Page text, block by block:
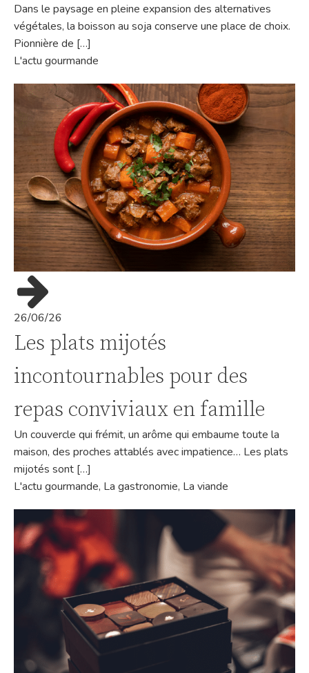
Dans le paysage en pleine expansion des alternatives
végétales, la boisson au soja conserve une place de choix.
Pionnière de […]
L'actu gourmande
26/06/26
Les plats mijotés
incontournables pour des
repas conviviaux en famille
Un couvercle qui frémit, un arôme qui embaume toute la
maison, des proches attablés avec impatience… Les plats
mijotés sont […]
L'actu gourmande, La gastronomie, La viande